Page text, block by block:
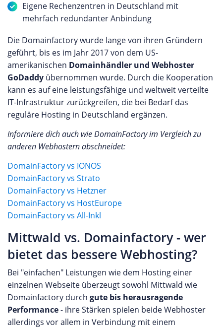
Eigene Rechenzentren in Deutschland mit
mehrfach redundanter Anbindung
Die Domainfactory wurde lange von ihren Gründern
geführt, bis es im Jahr 2017 von dem US-
amerikanischen Domainhändler und Webhoster
GoDaddy übernommen wurde. Durch die Kooperation
kann es auf eine leistungsfähige und weltweit verteilte
IT-Infrastruktur zurückgreifen, die bei Bedarf das
reguläre Hosting in Deutschland ergänzen.
Informiere dich auch wie DomainFactory im Vergleich zu
anderen Webhostern abschneidet:
DomainFactory vs IONOS
DomainFactory vs Strato
DomainFactory vs Hetzner
DomainFactory vs HostEurope
DomainFactory vs All-Inkl
Mittwald vs. Domainfactory - wer
bietet das bessere Webhosting?
Bei "einfachen" Leistungen wie dem Hosting einer
einzelnen Webseite überzeugt sowohl Mittwald wie
Domainfactory durch gute bis herausragende
Performance- ihre Stärken spielen beide Webhoster
allerdings vor allem in Verbindung mit einem